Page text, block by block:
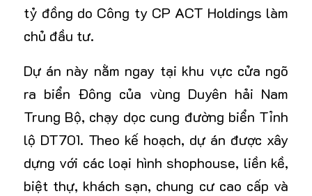
tỷ đồng do Công ty CP ACT Holdings làm
chủ đầu tư.
Dự án này nằm ngay tại khu vực cửa ngõ
ra biển Đông của vùng Duyên hải Nam
Trung Bộ, chạy dọc cung đường biển Tỉnh
lộ DT701. Theo kế hoạch, dự án được xây
dựng với các loại hình shophouse, liền kề,
biệt thự, khách sạn, chung cư cao cấp và